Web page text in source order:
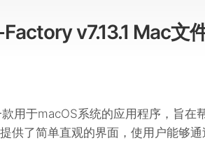
v7.13.1 Mac文
款用于macOS系统的应用程序，旨在
供了简单直观的界面，使用户能够